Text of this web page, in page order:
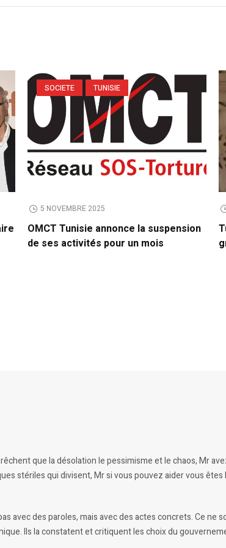
SOCIETE TUNISIE
5 NOVEMBRE 2025
OMCT Tunisie annonce la suspension
de ses activités pour un mois
que la désolation le pessimisme et le chaos, Mr
stériles qui divisent, Mr si vous pouvez aider vous
avec des paroles, mais avec des actes concrets. Ce ne
Ils la constatent et critiquent les choix du